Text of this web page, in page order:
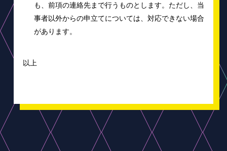
も、前項の連絡先まで行うものとします。ただし、当
事者以外からの申立てについては、対応できない場合
があります。
以上